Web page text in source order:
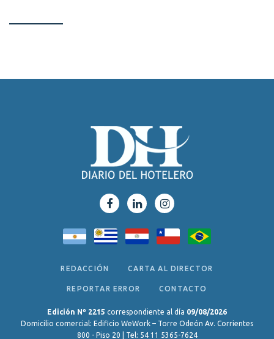
REDACCIÓN CARTA AL DIRECTOR
REPORTAR ERROR CONTACTO
Edición Nº 2215 correspondiente al día 09/08/2026
Domicilio comercial: Edificio WeWork – Torre Odeón Av. Corrientes
800 - Piso 20 | Tel: 54 11 5365-7624